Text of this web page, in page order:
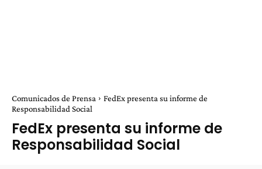
Comunicados de Prensa
FedEx presenta su informe de
Responsabilidad Social
FedEx presenta su informe de
Responsabilidad Social